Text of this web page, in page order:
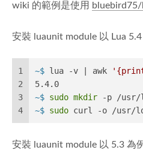
wiki 的範例是使用
安裝 luaunit module 以 Lua 5.4
1
2
3
4
~$ lua -v | awk
5.4.0
~$ sudo mkdir -p /usr/
~$ sudo curl -o /usr/
安裝 luaunit module 以 5.3 為